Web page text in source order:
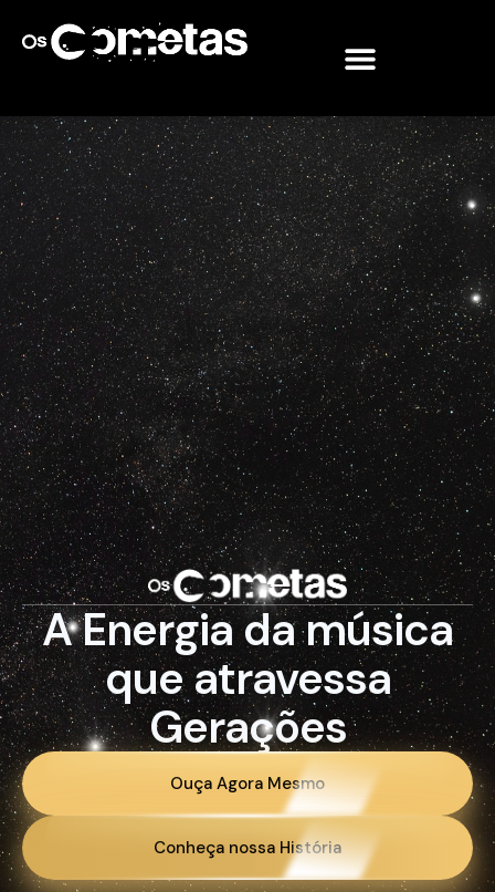
A Energia da música
que atravessa
Gerações
Ouça Agora Mesmo
Conheça nossa História